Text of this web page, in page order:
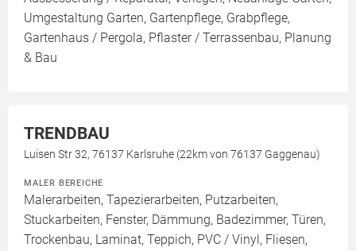
Umgestaltung Garten, Gartenpflege, Grabpflege,
Gartenhaus / Pergola, Pflaster / Terrassenbau, Planung
& Bau
TRENDBAU
Luisen Str 32, 76137 Karlsruhe (22km von 76137 Gaggenau)
MALER BEREICHE
Malerarbeiten, Tapezierarbeiten, Putzarbeiten,
Stuckarbeiten, Fenster, Dämmung, Badezimmer, Türen,
Trockenbau, Laminat, Teppich, PVC / Vinyl, Fliesen,